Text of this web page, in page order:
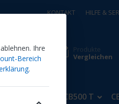
KONTAKT HILFE &
Produkte
Vergleichen
CB500 T
Ihre
Bereich
.